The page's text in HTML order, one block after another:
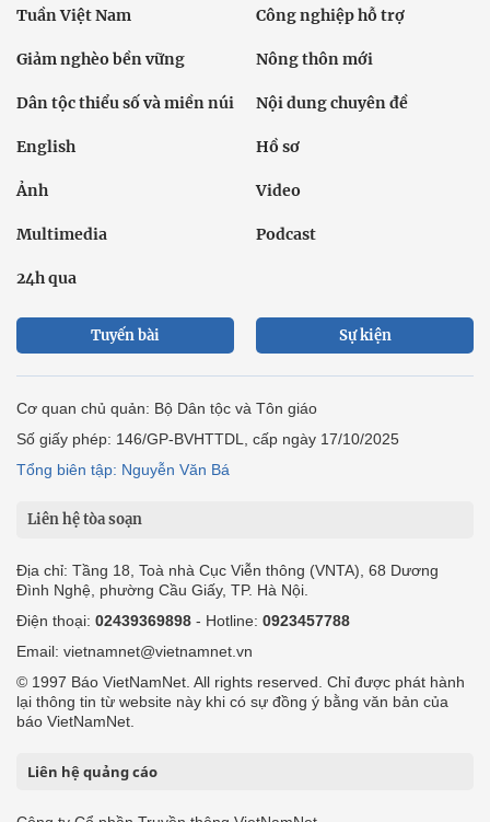
Tuần Việt Nam Công nghiệp hỗ trợ
Giảm nghèo bền vững Nông thôn mới
Dân tộc thiểu số và miền núi Nội dung chuyên đề
English Hồ sơ
Ảnh Video
Multimedia Podcast
24h qua
Tuyến bài Sự kiện
Cơ quan chủ quản: Bộ Dân tộc và Tôn giáo
Số giấy phép: 146/GP-BVHTTDL, cấp ngày 17/10/2025
Tổng biên tập: Nguyễn Văn Bá
Liên hệ tòa soạn
Địa chỉ: Tầng 18, Toà nhà Cục Viễn thông (VNTA), 68 Dương
Đình Nghệ, phường Cầu Giấy, TP. Hà Nội.
Điện thoại: 02439369898 - Hotline: 0923457788
Email: vietnamnet@vietnamnet.vn
© 1997 Báo VietNamNet. All rights reserved. Chỉ được phát hành
lại thông tin từ website này khi có sự đồng ý bằng văn bản của
báo VietNamNet.
Liên hệ quảng cáo